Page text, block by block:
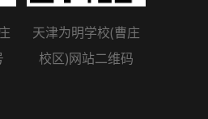
天津为明学校(曹庄
校区)网站二维码